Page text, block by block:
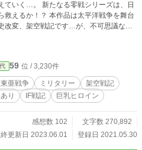
零戦シリーズは、日
作品は太平洋戦争を舞台
改変、架空戦記です…が、不可思議なフ
界改変があるやも…。 (毎年の歴史時代小
ラストはおーぷん２ちゃ
総統戦記」 も、よろしくお願いします。
59 位 / 3,230件
亜戦争 ミリタリー
架空戦記
り IF戦記 巨乳ヒロイン
感想数 102
文字数 270,892
更新日 2023.06.01
登録日 2021.05.30